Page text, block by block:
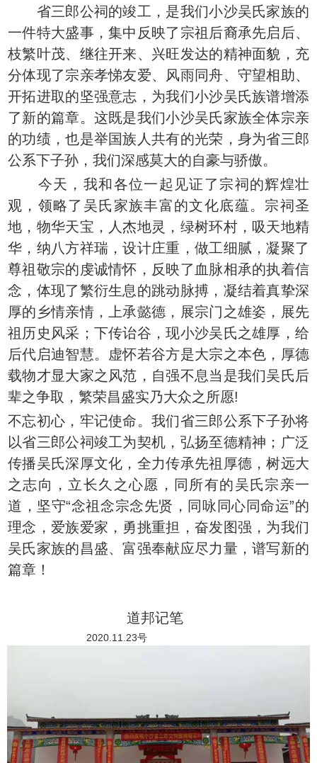
省三郎公祠的竣工，是我们小沙吴氏家族的
一件特大盛事，集中反映了宗祖后裔承先启后、
枝繁叶茂、继往开来、兴旺发达的精神面貌，充
分体现了宗亲孝悌友爱、风雨同舟、守望相助、
开拓进取的坚强意志，为我们小沙吴氏族谱增添
了新的篇章。这既是我们小沙吴氏家族全体宗亲
的功绩，也是举国族人共有的光荣，身为省三郎
公系下子孙，我们深感莫大的自豪与骄傲。
今天，我和各位一起见证了宗祠的辉煌壮
观，领略了吴氏家族丰富的文化底蕴。宗祠圣
地，物华天宝，人杰地灵，绿树环村，吸天地精
华，纳八方祥瑞，设计庄重，做工细腻，凝聚了
尊祖敬宗的虔诚情怀，反映了血脉相承的执着信
念，体现了繁衍生息的跳动脉搏，凝结着真挚深
厚的乡情亲情，上承懿德，展宗门之雄姿，展先
祖历史风采；下传诒谷，现小沙吴氏之雄厚，给
后代启迪智慧。虚怀若谷方是大宗之本色，厚德
载物才显大家之风范，自强不息当是我们吴氏后
辈之争取，繁荣昌盛实乃大众之所愿!
不忘初心，牢记使命。我们省三郎公系下子孙将
以省三郎公祠竣工为契机，弘扬至德精神；广泛
传播吴氏深厚文化，全力传承先祖厚德，树远大
之志向，立长久之心愿，同所有的吴氏宗亲一
道，坚守“念祖念宗念先贤，同咏同心同命运”的
理念，爱族爱家，勇挑重担，奋发图强，为我们
吴氏家族的昌盛、富强奉献应尽力量，谱写新的
篇章！
道邦记笔
2020.11.23号